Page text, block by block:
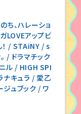
ち、ハレーショ
LOVEアップビ
！ / STAiNY / s
/ ドラマチック
ル / HIGH SPI
キュラ / 愛乙
ュブック / ワ